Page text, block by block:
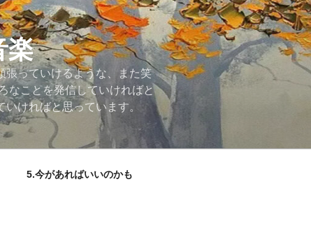
楽
張っていけるような、また笑
なことを発信していければと
ければと思っています。
5.今があればいいのかも